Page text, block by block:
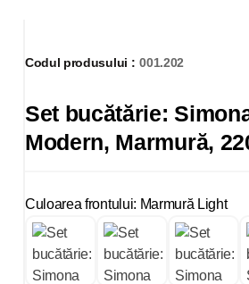
Codul produsului : 001.202
Set bucătărie:
Modern, Marmură,
Culoarea frontului: Marmură Light